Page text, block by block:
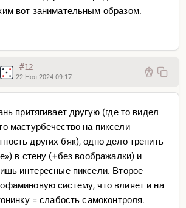
вот занимательным образом.
#12
22 Ноя 2024 09:17
притягивает другую (где то видел
мастурбечество на пиксели
других бяк), одно дело тренить
в стену (+без воображалки) и
интересные пиксели. Второе
систему, что влияет и на
= слабость самоконтроля.